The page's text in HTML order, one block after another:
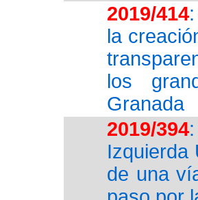
2019/414
la
los
Granada
2019/394
Izquierda
de una